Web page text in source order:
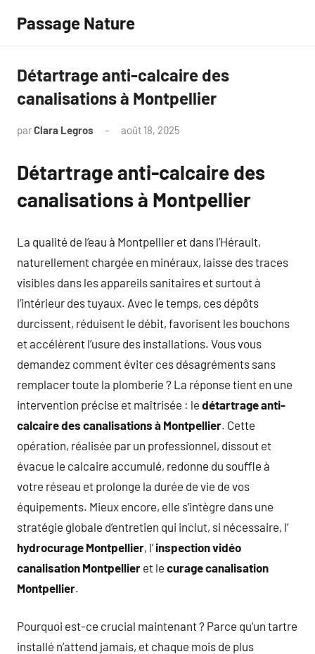
contenu
Passage Nature
Détartrage anti-calcaire des
canalisations à Montpellier
parClara Legros août 18, 2025
Détartrage anti-calcaire des
canalisations à Montpellier
La qualité de l’eau à Montpellier et dans l’Hérault,
naturellement chargée en minéraux, laisse des traces
visibles dans les appareils sanitaires et surtout à
l’intérieur des tuyaux. Avec le temps, ces dépôts
durcissent, réduisent le débit, favorisent les bouchons
et accélèrent l’usure des installations. Vous vous
demandez comment éviter ces désagréments sans
remplacer toute la plomberie ? La réponse tient en une
intervention précise et maîtrisée : le détartrage anti-
calcaire des canalisations à Montpellier. Cette
opération, réalisée par un professionnel, dissout et
évacue le calcaire accumulé, redonne du souffle à
votre réseau et prolonge la durée de vie de vos
équipements. Mieux encore, elle s’intègre dans une
stratégie globale d’entretien qui inclut, si nécessaire, l’
hydrocurage Montpellier, l’inspection vidéo
canalisation Montpellier et le curage canalisation
Montpellier.
Pourquoi est-ce crucial maintenant ? Parce qu’un tartre
installé n’attend jamais, et chaque mois de plus